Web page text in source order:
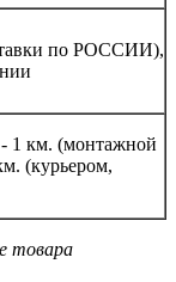
по РОССИИ),
- 1 км. (монтажной
(курьером,
товара